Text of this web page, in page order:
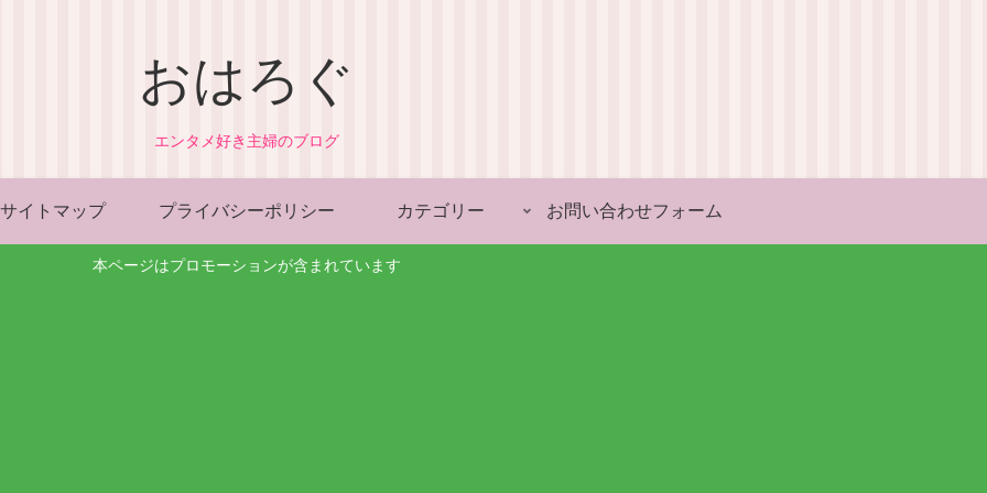
おはろぐ
エンタメ好き主婦のブログ
サイトマップ プライバシーポリシー カテゴリー お問い合わせフォーム
本ページはプロモーションが含まれています